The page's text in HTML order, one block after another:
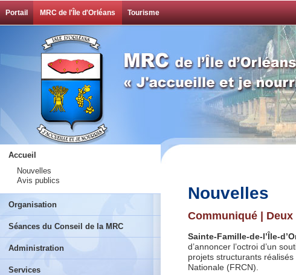
Portail MRC de l'Île d'Orléans Tourisme
Accueil
Nouvelles
Avis publics
Organisation
Séances du Conseil de la MRC
Administration
Services
Nouvelles
Communiqué |
Sainte-Famille-de-l’Île-
d’annoncer l’octroi d’un
projets structurants
Nationale (FRCN).